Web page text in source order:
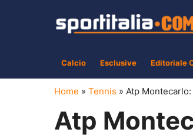
Calcio Esclusive Editoriale
Home » Tennis » Atp
Atp